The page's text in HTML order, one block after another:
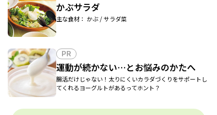
かぶサラダ
主な食材： かぶ / サラダ菜
PR
運動が続かない…とお悩みのかたへ
腸活だけじゃない！太りにくいカラダづくりをサポートし
てくれるヨーグルトがあるってホント？